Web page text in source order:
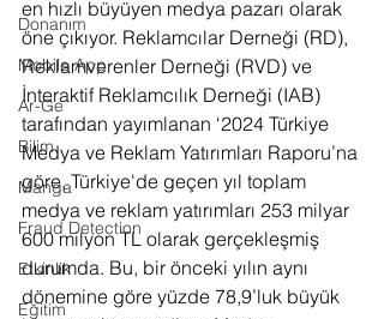
Donanım
Mobile App
Ar-Ge
Bilim
Manga
Fraud Detection
Etkinlik
Eğitim
en hızlı büyüyen medya pazarı olarak
öne çıkıyor. Reklamcılar Derneği (RD),
Reklamverenler Derneği (RVD) ve
İnteraktif Reklamcılık Derneği (IAB)
tarafından yayımlanan ‘2024 Türkiye
Medya ve Reklam Yatırımları Raporu’na
göre, Türkiye'de geçen yıl toplam
medya ve reklam yatırımları 253 milyar
600 milyon TL olarak gerçekleşmiş
durumda. Bu, bir önceki yılın aynı
dönemine göre yüzde 78,9’luk büyük